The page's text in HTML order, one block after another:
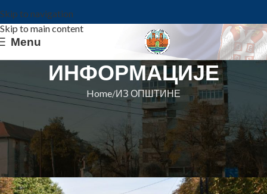
Skip to navigation
Skip to main content
Menu
ИНФОРМАЦИЈЕ
Home ИЗ ОПШТИНЕ
ИЗ ОПШТИНЕ
ТРКА ЗА СРЕЋНИЈЕ
ДЕТИЊСТВО 2023.
Општина КовинOn 10. oktobar 2023.